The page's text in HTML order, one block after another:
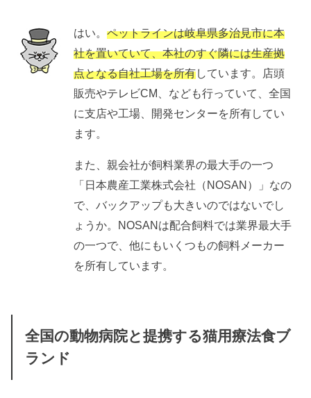
はい。ペットラインは岐阜県多治見市に本
社を置いていて、本社のすぐ隣には生産拠
点となる自社工場を所有しています。店頭
販売やテレビCM、なども行っていて、全国
に支店や工場、開発センターを所有してい
ます。
また、親会社が飼料業界の最大手の一つ
「日本農産工業株式会社（NOSAN）」なの
で、バックアップも大きいのではないでし
ょうか。NOSANは配合飼料では業界最大手
の一つで、他にもいくつもの飼料メーカー
を所有しています。
全国の動物病院と提携する猫用療法食ブ
ランド